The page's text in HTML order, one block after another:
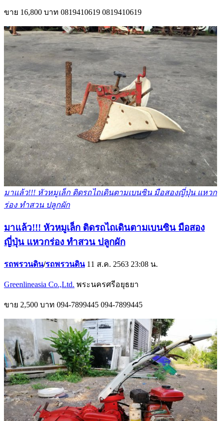
ขาย 16,800 บาท 0819410619 0819410619
มาแล้ว!!! หัวหมูเล็ก ติดรถไถเดินตามเบนซิน มือสองญี่ปุ่น แหวก
ร่อง ทำสวน ปลูกผัก
มาแล้ว!!! หัวหมูเล็ก ติดรถไถเดินตามเบนซิน มือสอง
ญี่ปุ่น แหวกร่อง ทำสวน ปลูกผัก
รถพรวนดิน/รถพรวนดิน 11 ส.ค. 2563 23:08 น.
Greenlineasia Co.,Ltd. พระนครศรีอยุธยา
ขาย 2,500 บาท 094-7899445 094-7899445